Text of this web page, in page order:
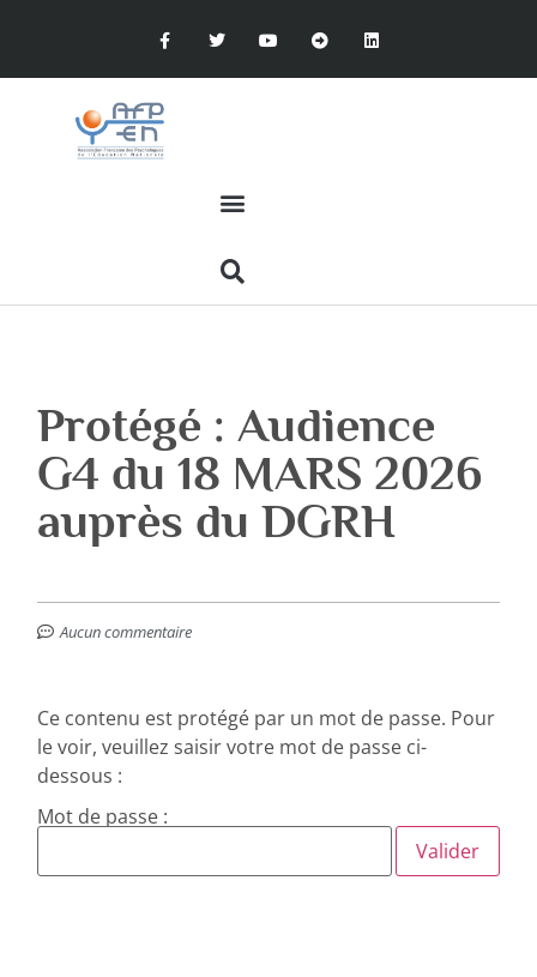
Protégé : Audience
G4 du 18 MARS 2026
auprès du DGRH
Aucun commentaire
Ce contenu est protégé par un mot de passe. Pour
le voir, veuillez saisir votre mot de passe ci-
dessous :
Mot de passe :